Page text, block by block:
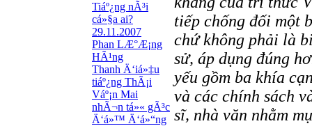
Tiáº¿ng nÃ³i
cá»§a ai?
29.11.2007
Phan LÆ°Æ¡ng
HÃ¹ng
Thanh Ä‘iá»‡u
tiáº¿ng ThÃ¡i
Váº¡n Mai
nhÃ¬n tá»« gÃ³c
Ä‘á»™ Ä‘á»“ng
tiếp chống đối một
chứ không phải là
sử, áp dụng đúng
yếu gồm ba khía
và các chính sách
sĩ, nhà văn nhằm